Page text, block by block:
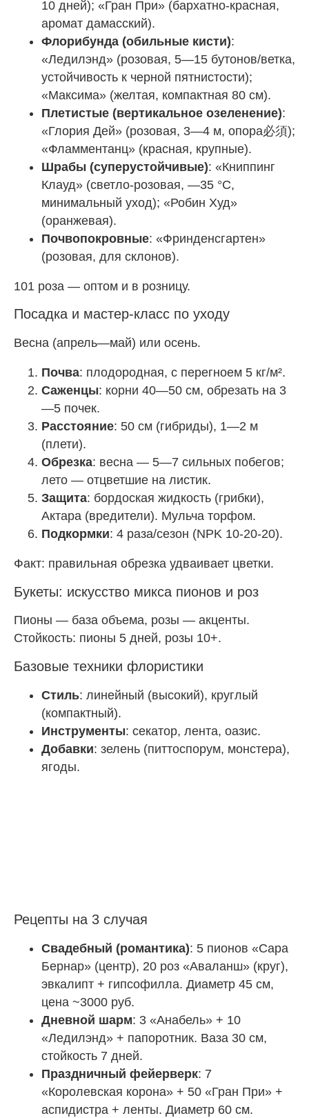
10 дней); «Гран При» (бархатно-красная,
аромат дамасский).
Флорибунда (обильные кисти):
«Ледилэнд» (розовая, 5—15 бутонов/ветка,
устойчивость к черной пятнистости);
«Максима» (желтая, компактная 80 см).
Плетистые (вертикальное озеленение):
«Глория Дей» (розовая, 3—4 м, опора必須);
«Фламментанц» (красная, крупные).
Шрабы (суперустойчивые): «Книппинг
Клауд» (светло-розовая, —35 °C,
минимальный уход); «Робин Худ»
(оранжевая).
Почвопокровные: «Фринденсгартен»
(розовая, для склонов).
101 роза — оптом и в розницу.
Посадка и мастер-класс по уходу
Весна (апрель—май) или осень.
Почва: плодородная, с перегноем 5 кг/м².
Саженцы: корни 40—50 см, обрезать на 3
—5 почек.
Расстояние: 50 см (гибриды), 1—2 м
(плети).
Обрезка: весна — 5—7 сильных побегов;
лето — отцветшие на листик.
Защита: бордоская жидкость (грибки),
Актара (вредители). Мульча торфом.
Подкормки: 4 раза/сезон (NPK 10-20-20).
Факт: правильная обрезка удваивает цветки.
Букеты: искусство микса пионов и роз
Пионы — база объема, розы — акценты.
Стойкость: пионы 5 дней, розы 10+.
Базовые техники флористики
Стиль: линейный (высокий), круглый
(компактный).
Инструменты: секатор, лента, оазис.
Добавки: зелень (питтоспорум, монстера),
ягоды.
Рецепты на 3 случая
Свадебный (романтика): 5 пионов «Сара
Бернар» (центр), 20 роз «Аваланш» (круг),
эвкалипт + гипсофилла. Диаметр 45 см,
цена ~3000 руб.
Дневной шарм: 3 «Анабель» + 10
«Ледилэнд» + папоротник. Ваза 30 см,
стойкость 7 дней.
Праздничный фейерверк: 7
«Королевская корона» + 50 «Гран При» +
аспидистра + ленты. Диаметр 60 см.